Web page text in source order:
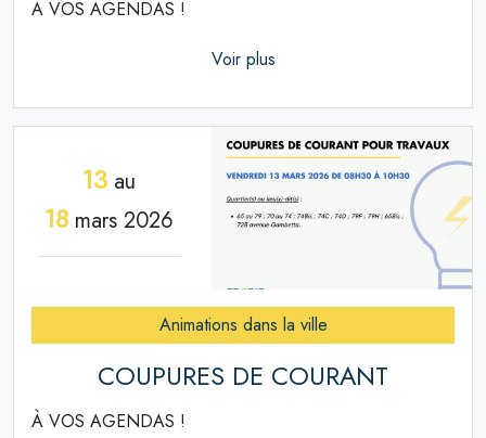
À VOS AGENDAS !
Voir plus
13 au
18 mars 2026
Animations dans la ville
COUPURES DE COURANT
À VOS AGENDAS !